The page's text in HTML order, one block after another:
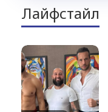
Лайфстайл